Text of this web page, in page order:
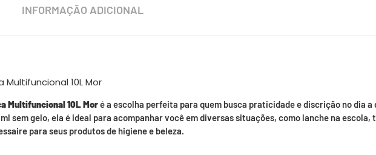
INFORMAÇÃO ADICIONAL
Multifuncional 10L Mor
Multifuncional 10L Moré a escolha perfeita para quem busca praticidade e discrição no dia
sem gelo, ela é ideal para acompanhar você em diversas situações, como lanche na
para seus produtos de higiene e beleza.